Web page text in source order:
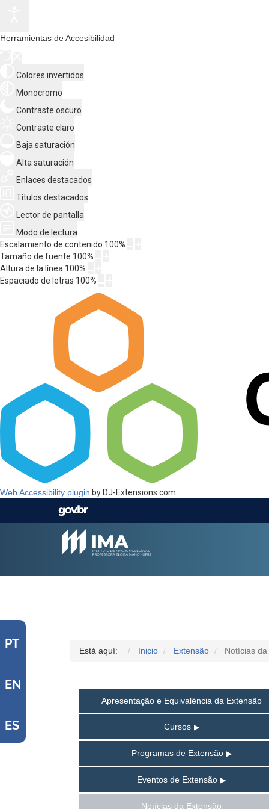
Herramientas de Accesibilidad
Colores invertidos
Monocromo
Contraste oscuro
Contraste claro
Baja saturación
Alta saturación
Enlaces destacados
Títulos destacados
Lector de pantalla
Modo de lectura
Escalamiento de contenido 100%
Tamaño de fuente 100%
Altura de la línea 100%
Espaciado de letras 100%
Web Accessibility plugin by DJ-Extensions.com
PT
EN
ES
Está aquí: Inicio Extensão Notícias
Apresentação e Equivalência da Extensão
Cursos
Programas de Extensão
Eventos de Extensão
Notícias da Extensão